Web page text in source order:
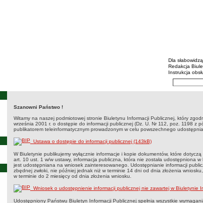
BIP -
Menu
Dla
Redakcja
Instrukcja
Wyszukiwarka
Strona główna
Szanowni Państwo !
Witamy na naszej podmiotowej stronie Biuletynu Informacji Publicznej, który
września 2001 r. o dostępie do informacji publicznej (Dz. U. Nr 112, poz. 1198 z
publikatorem teleinformatycznym prowadzonym w celu powszechnego
Ustawa o dostępie do informacji publicznej (143kB)
W Biuletynie publikujemy wyłącznie informacje i kopie dokumentów, które
art. 10 ust. 1 w/w ustawy, informacja publiczna, która nie została udostępniona
jest udostępniana na wniosek zainteresowanego. Udostępnianie informacji
zbędnej zwłoki, nie później jednak niż w terminie 14 dni od dnia złożenia
w terminie do 2 miesięcy od dnia złożenia wniosku.
Wniosek o udostępnienie informacji publicznej nie zawartej w Biuletynie
Udostępniony Państwu Biuletyn Informacji Publicznej spełnia wszystkie